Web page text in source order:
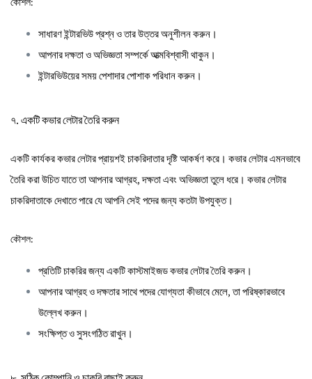
সাধারণ ইন্টারভিউ প্রশ্ন ও তার উত্তর অনুশীলন করুন।
আপনার দক্ষতা ও অভিজ্ঞতা সম্পর্কে আত্মবিশ্বাসী থাকুন।
ইন্টারভিউয়ের সময় পেশাদার পোশাক পরিধান করুন।
৭. একটি কভার লেটার তৈরি করুন
একটি কার্যকর কভার লেটার প্রায়শই চাকরিদাতার দৃষ্টি আকর্ষণ করে। কভার লেটার এমনভাবে
তৈরি করা উচিত যাতে তা আপনার আগ্রহ, দক্ষতা এবং অভিজ্ঞতা তুলে ধরে। কভার লেটার
চাকরিদাতাকে দেখাতে পারে যে আপনি সেই পদের জন্য কতটা উপযুক্ত।
কৌশল:
প্রতিটি চাকরির জন্য একটি কাস্টমাইজড কভার লেটার তৈরি করুন।
আপনার আগ্রহ ও দক্ষতার সাথে পদের যোগ্যতা কীভাবে মেলে, তা পরিষ্কারভাবে
উল্লেখ করুন।
সংক্ষিপ্ত ও সুসংগঠিত রাখুন।